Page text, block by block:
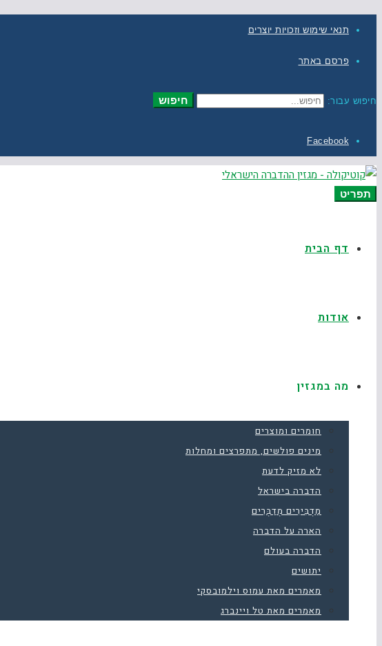
תנאי שימוש וזכויות יוצרים
פרסם באתר
חיפוש עבור: חיפוש
Facebook
תפריט
דף הבית
אודות
מה במגזין
חומרים ומוצרים
מינים פולשים, מתפרצים ומחלות
לא מזיק לדעת
הדברה בישראל
מַדְבִּירִים מְדַבְּרִים
הארה על הדברה
הדברה בעולם
יתושים
מאמרים מאת עמוס וילמובסקי
מאמרים מאת טל ויינברג